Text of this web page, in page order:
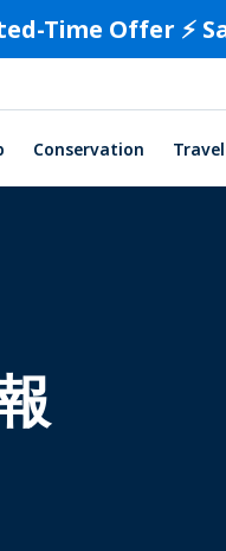
Time Offer ⚡️
Conservation Travel